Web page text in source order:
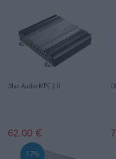
Mac Audio MPE 2.0
62.00 €
17%